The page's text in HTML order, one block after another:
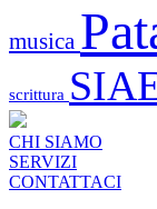
musica
scrittura
CHI SIAMO
SERVIZI
CONTATTACI